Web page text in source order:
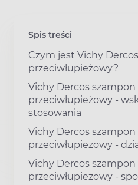
Spis treści
Czym jest Vichy
przeciwłupieżowy?
Vichy Dercos szampon
przeciwłupieżowy -
stosowania
Vichy Dercos szampon
przeciwłupieżowy -
Vichy Dercos szampon
przeciwłupieżowy -